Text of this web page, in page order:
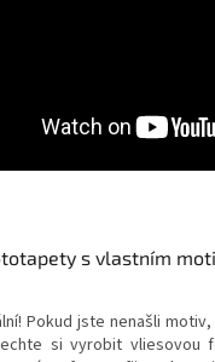
s vlastním
Pokud jste nenašli
si vyrobit vliesovou